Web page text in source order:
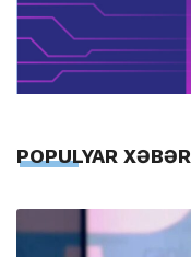
POPULYAR XƏBƏR